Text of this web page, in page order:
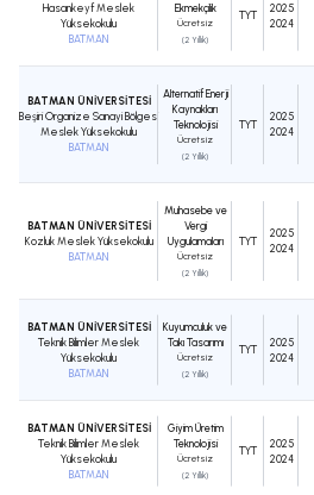
Hasankeyf Meslek
Yüksekokulu
BATMAN
Ekmekçilik
Ücretsiz
(2 Yıllık)
TYT
2025
2024
BATMAN ÜNİVERSİTESİ
Beşiri Organize Sanayi Bölgesi
Meslek Yüksekokulu
BATMAN
Alternatif Enerji
Kaynakları
Teknolojisi
Ücretsiz
(2 Yıllık)
TYT
2025
2024
BATMAN ÜNİVERSİTESİ
Kozluk Meslek Yüksekokulu
BATMAN
Muhasebe ve
Vergi
Uygulamaları
Ücretsiz
(2 Yıllık)
TYT
2025
2024
BATMAN ÜNİVERSİTESİ
Teknik Bilimler Meslek
Yüksekokulu
BATMAN
Kuyumculuk ve
Takı Tasarımı
Ücretsiz
(2 Yıllık)
TYT
2025
2024
BATMAN ÜNİVERSİTESİ
Teknik Bilimler Meslek
Yüksekokulu
BATMAN
Giyim Üretim
Teknolojisi
Ücretsiz
(2 Yıllık)
TYT
2025
2024